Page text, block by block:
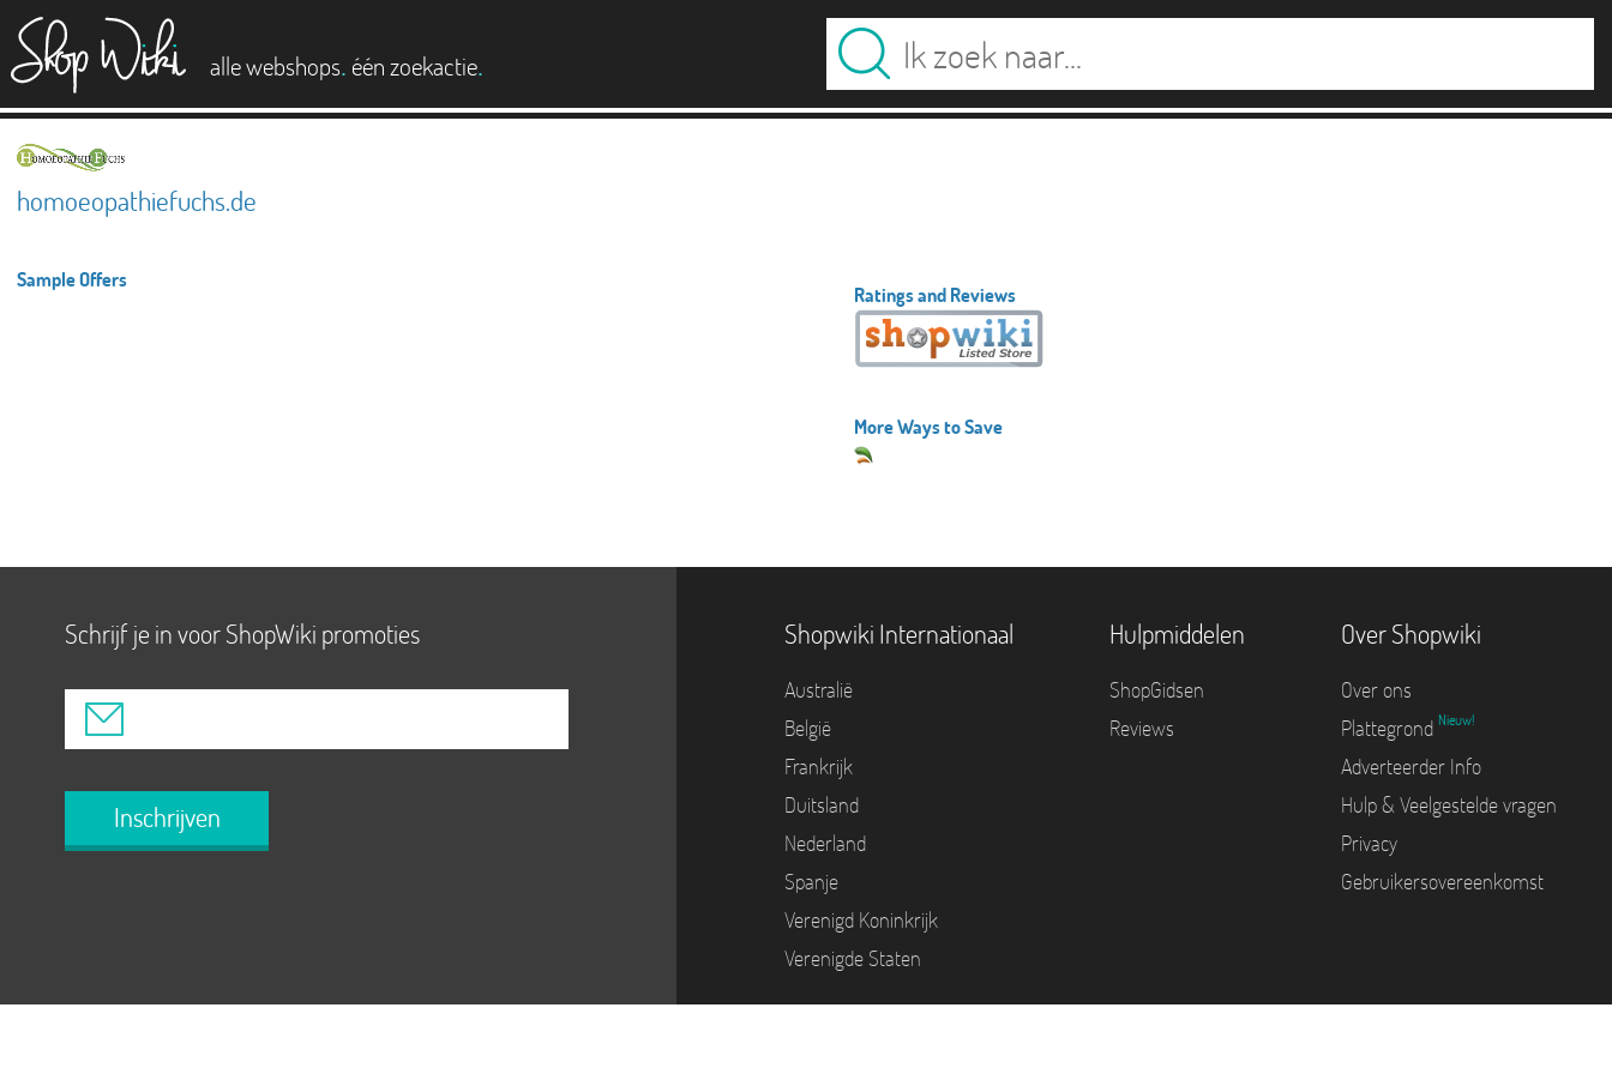
alle webshops. één zoekactie.
homoeopathiefuchs.de
Sample Offers
Ratings and Reviews
More Ways to Save
Schrijf je in voor ShopWiki promoties
Inschrijven
Shopwiki Internationaal
Australië
België
Frankrijk
Duitsland
Nederland
Spanje
Verenigd Koninkrijk
Verenigde Staten
Hulpmiddelen
ShopGidsen
Reviews
Over Shopwiki
Over ons
Plattegrond Nieuw!
Adverteerder Info
Hulp & Veelgestelde vragen
Privacy
Gebruikersovereenkomst